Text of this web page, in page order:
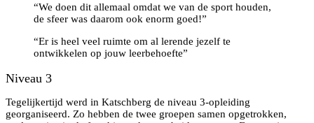
“We doen dit allemaal omdat we van de sport houden,
de sfeer was daarom ook enorm goed!”
“Er is heel veel ruimte om al lerende jezelf te
ontwikkelen op jouw leerbehoefte”
Niveau 3
Tegelijkertijd werd in Katschberg de niveau 3-opleiding
georganiseerd. Zo hebben de twee groepen samen opgetrokken,